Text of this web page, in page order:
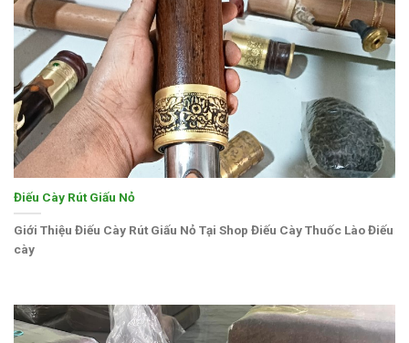
Điếu Cày Rút Giấu Nỏ
Giới Thiệu Điếu Cày Rút Giấu Nỏ Tại Shop Điếu Cày Thuốc Lào Điếu
cày